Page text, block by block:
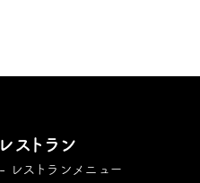
レストラン
レストランメニュー